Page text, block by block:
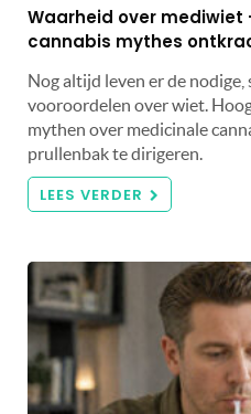
Waarheid over mediwiet
cannabis mythes
Nog altijd leven er de nodige,
vooroordelen over wiet.
mythen over medicinale
prullenbak te dirigeren.
LEES VERDER